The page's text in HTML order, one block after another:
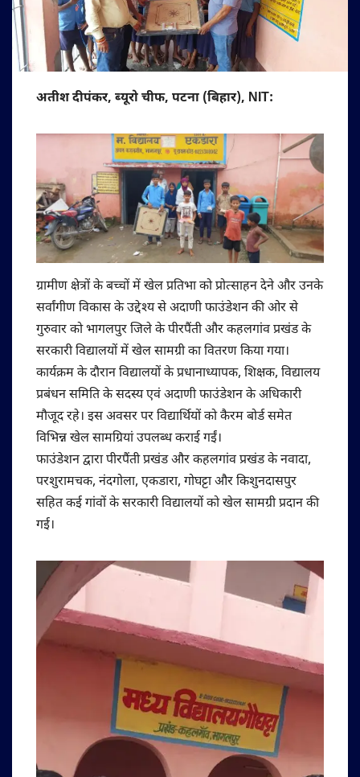
अतीश दीपंकर, ब्यूरो चीफ, पटना (बिहार), NIT:
ग्रामीण क्षेत्रों के बच्चों में खेल प्रतिभा को प्रोत्साहन देने और उनके
सर्वांगीण विकास के उद्देश्य से अदाणी फाउंडेशन की ओर से
गुरुवार को भागलपुर जिले के पीरपैंती और कहलगांव प्रखंड के
सरकारी विद्यालयों में खेल सामग्री का वितरण किया गया।
कार्यक्रम के दौरान विद्यालयों के प्रधानाध्यापक, शिक्षक, विद्यालय
प्रबंधन समिति के सदस्य एवं अदाणी फाउंडेशन के अधिकारी
मौजूद रहे। इस अवसर पर विद्यार्थियों को कैरम बोर्ड समेत
विभिन्न खेल सामग्रियां उपलब्ध कराई गईं।
फाउंडेशन द्वारा पीरपैंती प्रखंड और कहलगांव प्रखंड के नवादा,
परशुरामचक, नंदगोला, एकडारा, गोघट्टा और किशुनदासपुर
सहित कई गांवों के सरकारी विद्यालयों को खेल सामग्री प्रदान की
गई।